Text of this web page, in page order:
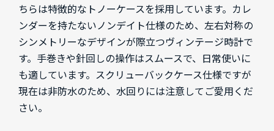
ちらは特徴的なトノーケースを採用しています。カレ
ンダーを持たないノンデイト仕様のため、左右対称の
シンメトリーなデザインが際立つヴィンテージ時計で
す。手巻きや針回しの操作はスムースで、日常使いに
も適しています。スクリューバックケース仕様ですが
現在は非防水のため、水回りには注意してご愛用くだ
さい。